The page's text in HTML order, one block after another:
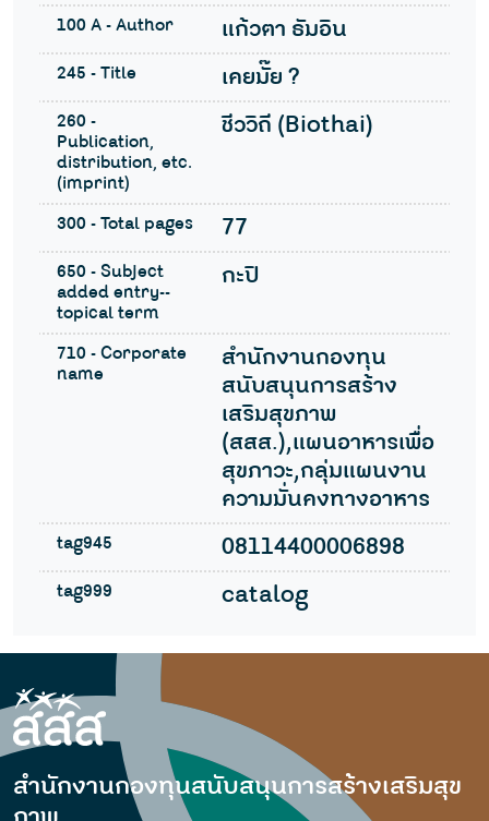
100 A - Author แก้วตา ธัมอิน
245 - Title เคยมั๊ย ?
260 -
Publication,
distribution, etc.
(imprint)
ชีววิถี (Biothai)
300 - Total pages 77
650 - Subject
added entry--
topical term
กะปิ
710 - Corporate
name
สำนักงานกองทุน
สนับสนุนการสร้าง
เสริมสุขภาพ
(สสส.),แผนอาหารเพื่อ
สุขภาวะ,กลุ่มแผนงาน
ความมั่นคงทางอาหาร
tag945 08114400006898
tag999 catalog
สำนักงานกองทุนสนับสนุนการสร้างเสริมสุข